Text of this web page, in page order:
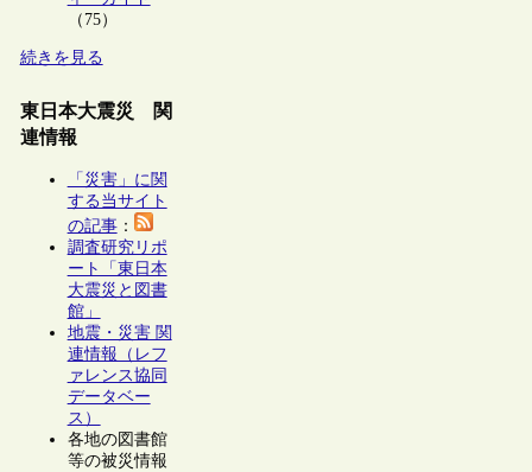
（75）
続きを見る
東日本大震災 関
連情報
「災害」に関
する当サイト
の記事：
調査研究リポ
ート「東日本
大震災と図書
館」
地震・災害 関
連情報（レフ
ァレンス協同
データベー
ス）
各地の図書館
等の被災情報